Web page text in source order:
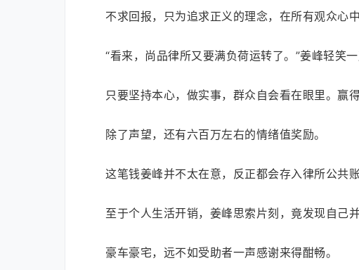
不求回报，只为追求正义的理念，在所有观众心
“看来，尚品律所又要满负荷运转了。”姜峰轻笑一
只要坚持本心，做实事，群众自会看在眼里。赢
除了声望，还有六百万左右的情绪值奖励。
这笔钱姜峰并不太在意，反正都会存入律所公共
至于个人生活开销，姜峰思索片刻，竟发现自己并
豪车豪宅，远不如受助者一声感谢来得酣畅。